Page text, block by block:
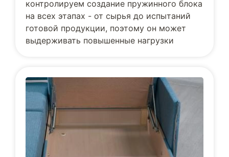
контролируем создание пружинного блока
на всех этапах - от сырья до испытаний
готовой продукции, поэтому он может
выдерживать повышенные нагрузки